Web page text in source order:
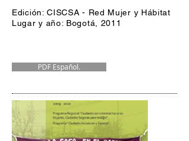
Edición: CISCSA - Red Mujer y Hábitat
Lugar y año: Bogotá, 2011
PDF Español.